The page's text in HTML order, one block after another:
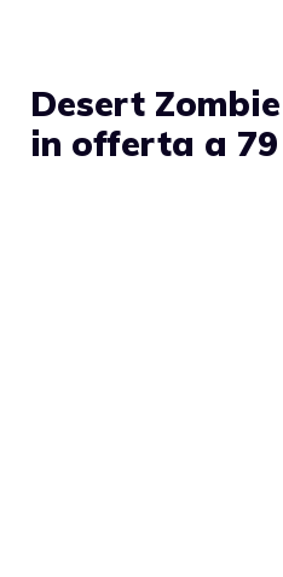
Desert
in offerta a 79